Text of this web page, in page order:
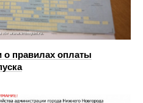
правилах оплаты